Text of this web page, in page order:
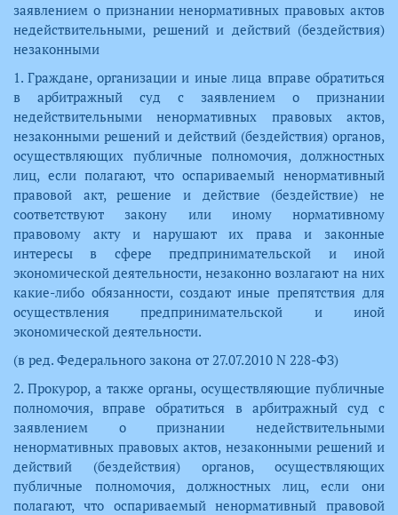
заявлением о признании ненормативных правовых актов
недействительными, решений и действий (бездействия)
незаконными
1. Граждане, организации и иные лица вправе обратиться
в арбитражный суд с заявлением о признании
недействительными ненормативных правовых актов,
незаконными решений и действий (бездействия) органов,
осуществляющих публичные полномочия, должностных
лиц, если полагают, что оспариваемый ненормативный
правовой акт, решение и действие (бездействие) не
соответствуют закону или иному нормативному
правовому акту и нарушают их права и законные
интересы в сфере предпринимательской и иной
экономической деятельности, незаконно возлагают на них
какие-либо обязанности, создают иные препятствия для
осуществления предпринимательской и иной
экономической деятельности.
(в ред. Федерального закона от 27.07.2010 N 228-ФЗ)
2. Прокурор, а также органы, осуществляющие публичные
полномочия, вправе обратиться в арбитражный суд с
заявлением о признании недействительными
ненормативных правовых актов, незаконными решений и
действий (бездействия) органов, осуществляющих
публичные полномочия, должностных лиц, если они
полагают, что оспариваемый ненормативный правовой